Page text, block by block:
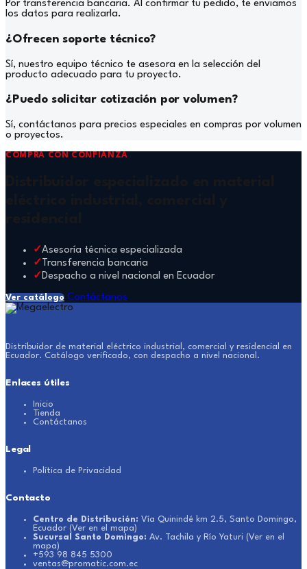
Por transferencia bancaria. Al confirmar tu pedido, te enviamos
los datos para realizarla.
¿Ofrecen soporte técnico?
Sí, nuestro equipo técnico te asesora en la selección del
producto adecuado para tu proyecto.
¿Puedo solicitar cotización por volumen?
Sí, contáctanos para precios especiales en compras por volumen
o proyectos.
COMPRA CON CONFIANZA
Asesoría técnica especializada
Transferencia bancaria
Despacho a nivel nacional en Ecuador
Ver catálogo Contáctanos
Distribuidor de material eléctrico industrial, comercial y residencial en
Ecuador. Catálogo verificado, con despacho a nivel nacional.
Enlaces útiles
Inicio
Tienda
Contáctanos
Legal
Política de Privacidad
Contacto
Centro de Distribución: Vía Quinindé km 2.5, Santo Domingo,
Ecuador (Ver en el mapa)
Sucursal Santo Domingo: Av. Tachila y Río Yaturi (Ver en el
mapa)
+593 98 845 5300
ventas@promatic.com.ec